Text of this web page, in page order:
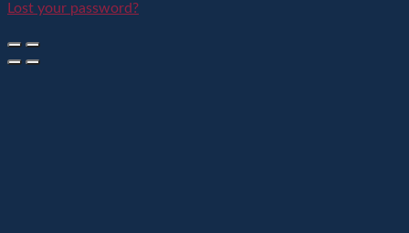
Lost your password?